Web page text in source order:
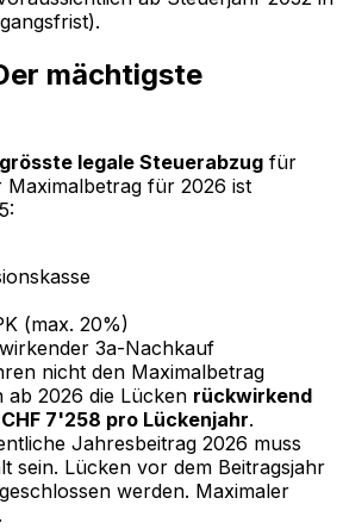
mächtigste
grösste legale Steuerabzug für
Maximalbetrag für 2026 ist
(max. 20%)
3a-Nachkauf
nicht den Maximalbetrag
ab 2026 die Lücken rückwirkend
CHF 7'258 pro Lückenjahr.
Jahresbeitrag 2026 muss
sein. Lücken vor dem Beitragsjahr
geschlossen werden. Maximaler